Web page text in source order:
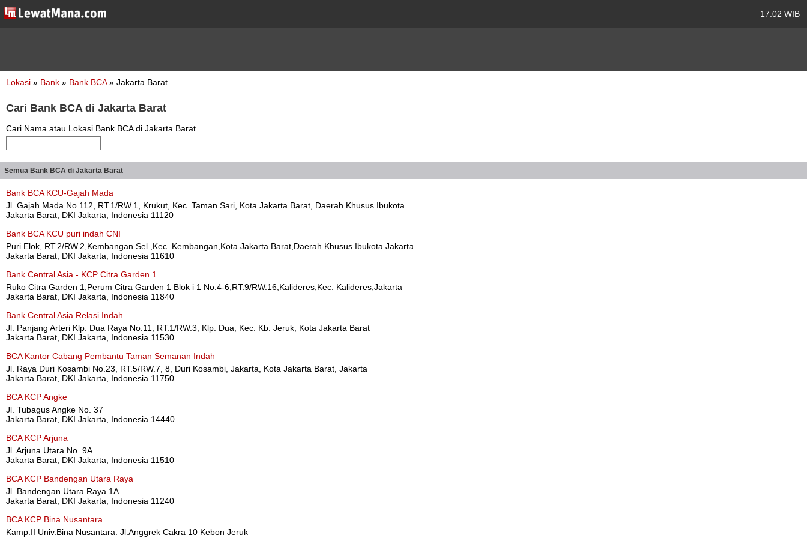
17:02 WIB
Lokasi » Bank » Bank BCA» Jakarta Barat
Cari Bank BCA di Jakarta Barat
Cari Nama atau Lokasi Bank BCA di Jakarta Barat
Semua Bank BCA di Jakarta Barat
Bank BCA KCU-Gajah Mada
Jl. Gajah Mada No.112, RT.1/RW.1, Krukut, Kec. Taman Sari, Kota Jakarta Barat, Daerah Khusus Ibukota
Jakarta Barat, DKI Jakarta, Indonesia 11120
Bank BCA KCU puri indah CNI
Puri Elok, RT.2/RW.2,Kembangan Sel.,Kec. Kembangan,Kota Jakarta Barat,Daerah Khusus Ibukota Jakarta
Jakarta Barat, DKI Jakarta, Indonesia 11610
Bank Central Asia - KCP Citra Garden 1
Ruko Citra Garden 1,Perum Citra Garden 1 Blok i 1 No.4-6,RT.9/RW.16,Kalideres,Kec. Kalideres,Jakarta
Jakarta Barat, DKI Jakarta, Indonesia 11840
Bank Central Asia Relasi Indah
Jl. Panjang Arteri Klp. Dua Raya No.11, RT.1/RW.3, Klp. Dua, Kec. Kb. Jeruk, Kota Jakarta Barat
Jakarta Barat, DKI Jakarta, Indonesia 11530
BCA Kantor Cabang Pembantu Taman Semanan Indah
Jl. Raya Duri Kosambi No.23, RT.5/RW.7, 8, Duri Kosambi, Jakarta, Kota Jakarta Barat, Jakarta
Jakarta Barat, DKI Jakarta, Indonesia 11750
BCA KCP Angke
Jl. Tubagus Angke No. 37
Jakarta Barat, DKI Jakarta, Indonesia 14440
BCA KCP Arjuna
Jl. Arjuna Utara No. 9A
Jakarta Barat, DKI Jakarta, Indonesia 11510
BCA KCP Bandengan Utara Raya
Jl. Bandengan Utara Raya 1A
Jakarta Barat, DKI Jakarta, Indonesia 11240
BCA KCP Bina Nusantara
Kamp.II Univ.Bina Nusantara. Jl.Anggrek Cakra 10 Kebon Jeruk